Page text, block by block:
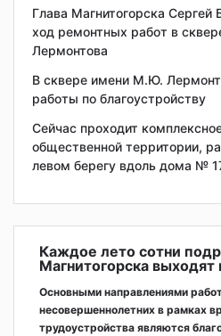
Глава Магнитогорска Сергей
ход ремонтных работ в
Лермонтова
В сквере имени М.Ю.
работы по благоустройству
Сейчас проходит
общественной территории,
левом берегу вдоль дома №
Каждое лето сотни
Магнитогорска выходят
Основными направлениями
несовершеннолетних в рамках
трудоустройства являются